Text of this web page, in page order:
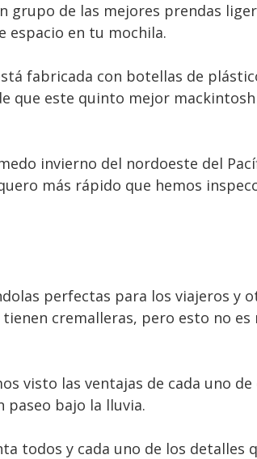
de las mejores prendas
espacio en tu mochila.
fabricada con botellas de
que este quinto mejor
invierno del nordoeste del
más rápido que hemos
perfectas para los viajeros y
cremalleras, pero esto no
visto las ventajas de cada uno de
bajo la lluvia.
todos y cada uno de los detalles